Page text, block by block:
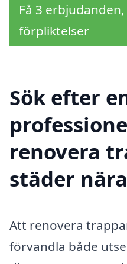
Få 3
förpliktelser
Sök efter
renovera
städer
Att renovera
förvandla både